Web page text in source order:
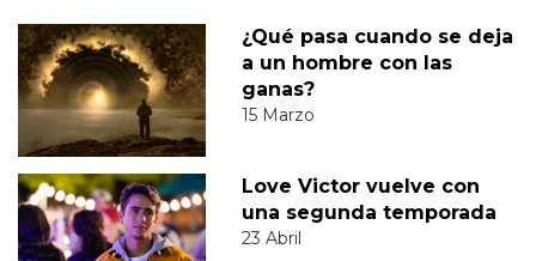
¿Qué pasa cuando se deja
a un hombre con las
ganas?
15 Marzo
Love Victor vuelve con
una segunda temporada
23 Abril